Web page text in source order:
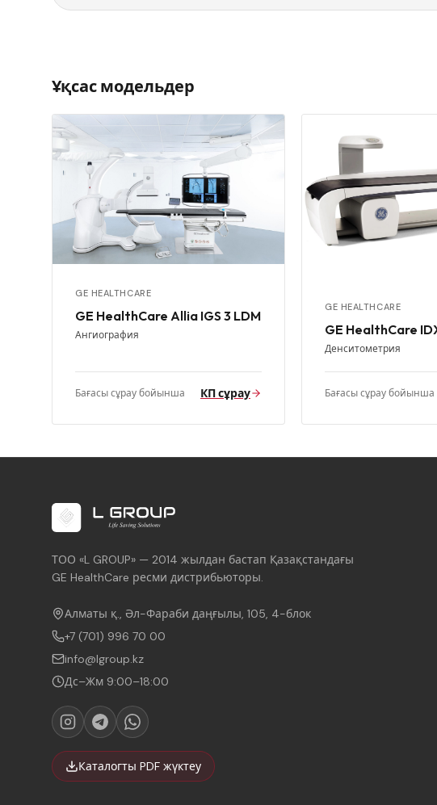
Ұқсас модельдер
GE HEALTHCARE
GE HealthCare Allia IGS 3 LDM
Ангиография
Бағасы сұрау бойынша КП сұрау
GE HEALTHCARE
GE HealthCare
Денситометрия
Бағасы сұрау бойынша
ТОО «L GROUP» — 2014 жылдан бастап Қазақстандағы
GE HealthCare ресми дистрибьюторы.
Алматы қ., Әл-Фараби даңғылы, 105, 4-блок
+7 (701) 996 70 00
info@lgroup.kz
Дс–Жм 9:00–18:00
Каталогты PDF жүктеу